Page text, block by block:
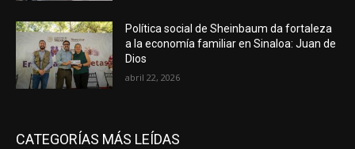
Política social de Sheinbaum da fortaleza
a la economía familiar en Sinaloa: Juan de
Dios
abril 22, 2026
CATEGORÍAS MÁS LEÍDAS